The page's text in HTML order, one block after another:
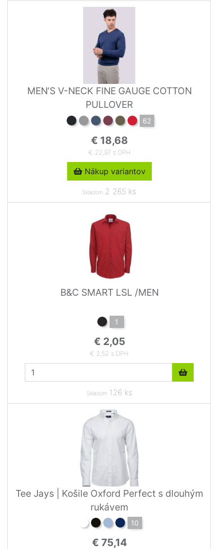
MEN’S V-NECK FINE GAUGE COTTON
PULLOVER
62
€ 18,68
€ 22,97 s DPH
Nákup variantov
Skladom 2 265 ks
B&C SMART LSL /MEN
1
€ 2,05
€ 2,52 s DPH
Skladom126 ks
Tee Jays | Košile Oxford Perfect s dlouhým
rukávem
10
€ 75,14